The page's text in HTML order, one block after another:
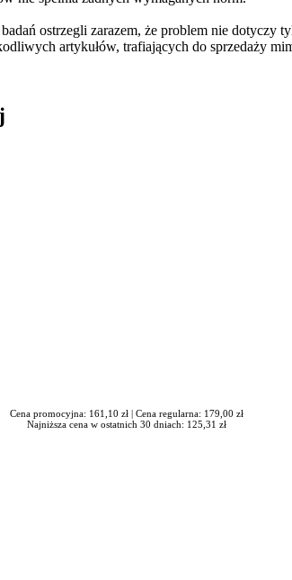
ostrzegli zarazem, że problem nie dotyczy
artykułów, trafiających do sprzedaży
Tymiński - otwiera się w nowym oknie
Cena promocyjna: 161,10 zł | Cena regularna: 179,00 zł
Najniższa cena w ostatnich 30 dniach: 125,31 zł